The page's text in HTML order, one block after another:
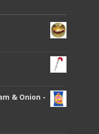
& Onion -